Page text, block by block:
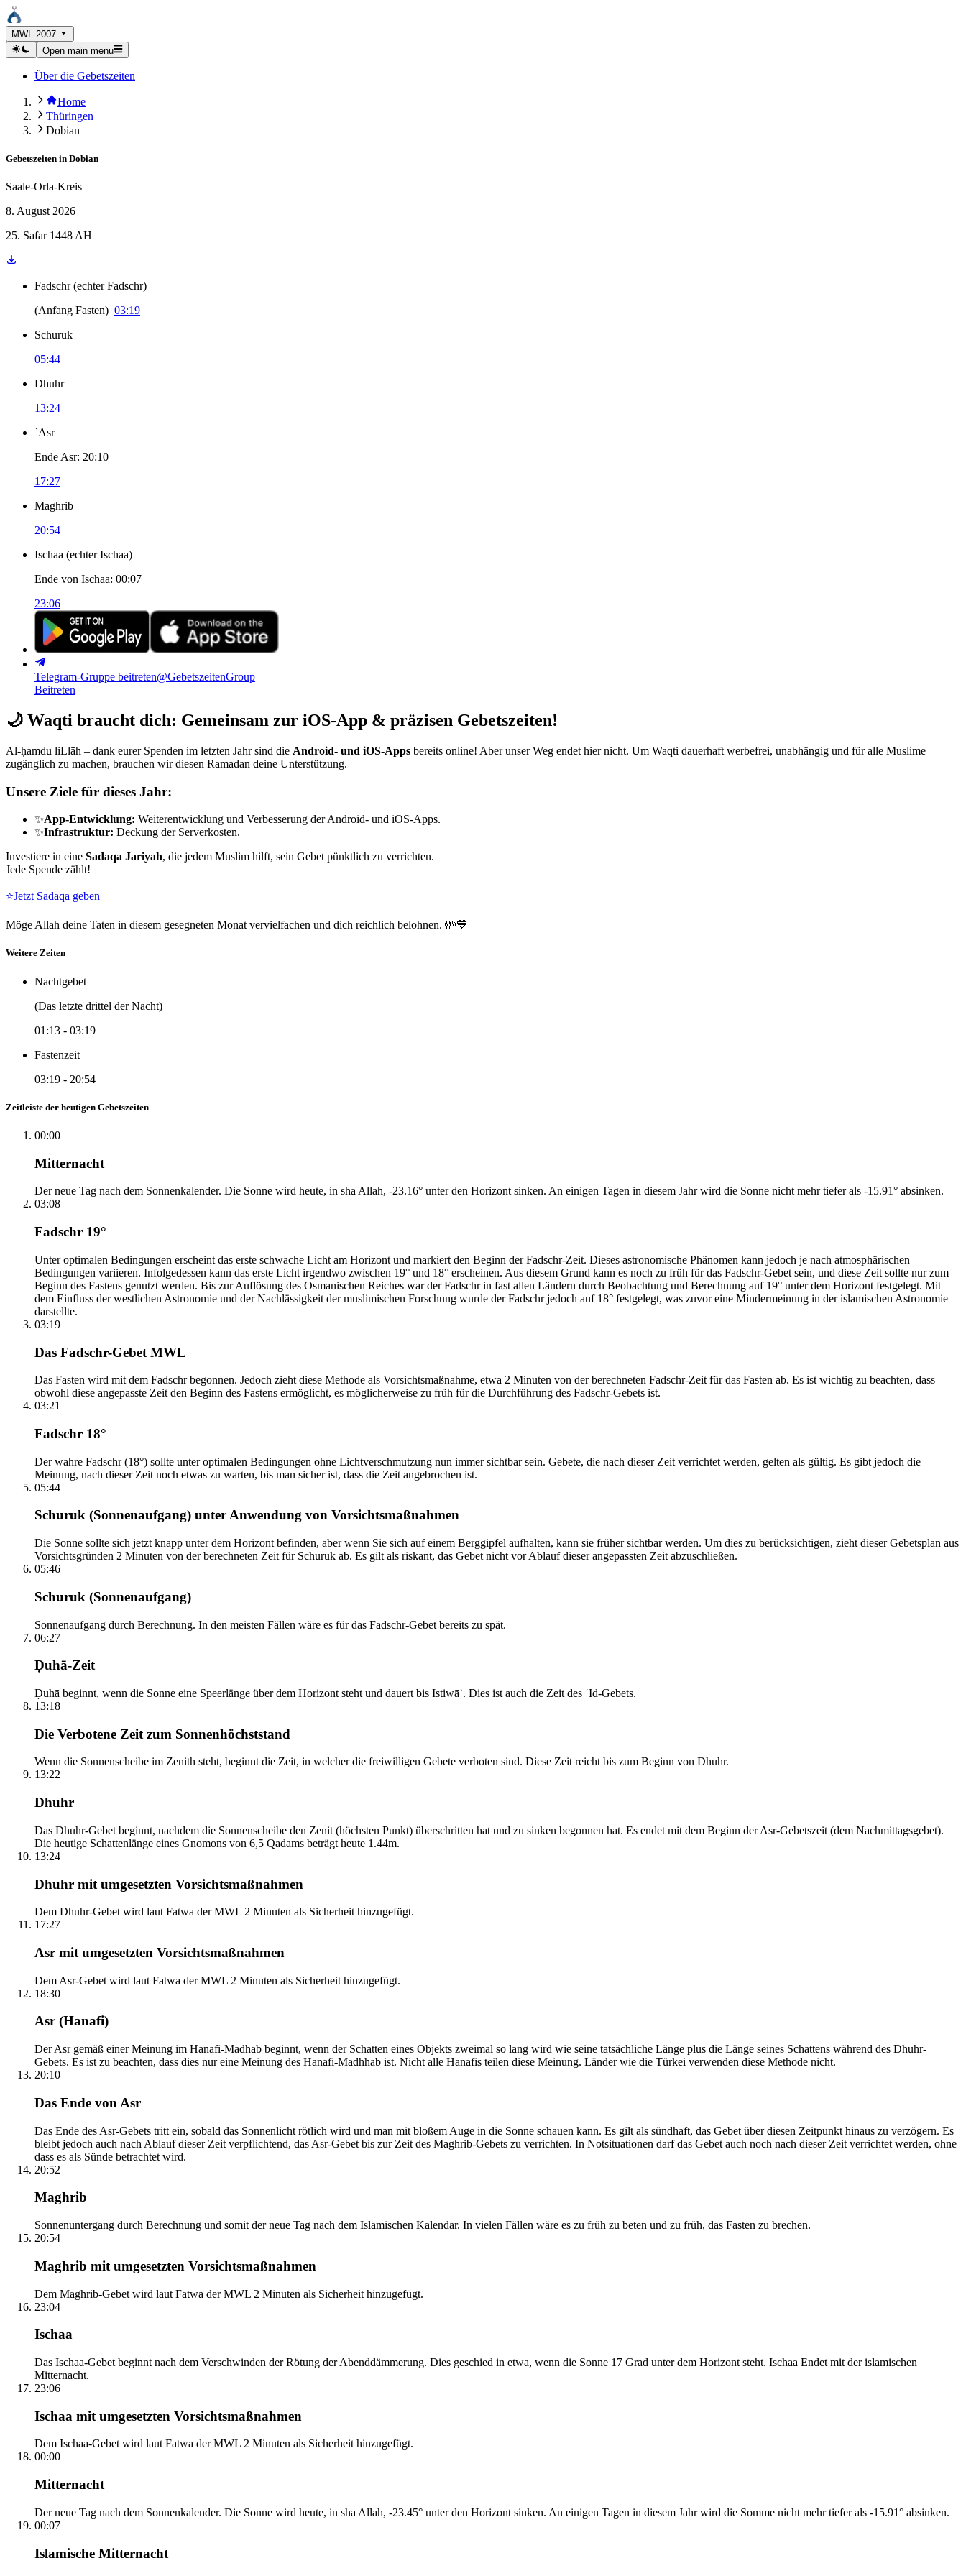
MWL 2007
Open main menu
Über die Gebetszeiten
Home
Thüringen
Dobian
Gebetszeiten in Dobian
Saale-Orla-Kreis
8. August 2026
25. Safar 1448 AH
Fadschr (echter Fadschr)
(Anfang Fasten) 03:19
Schuruk
05:44
Dhuhr
13:24
`Asr
Ende Asr: 20:10
17:27
Maghrib
20:54
Ischaa (echter Ischaa)
Ende von Ischaa: 00:07
23:06
Telegram-Gruppe beitreten@GebetszeitenGroup
Beitreten
🌙 Waqti braucht dich: Gemeinsam zur iOS-App & präzisen Gebetszeiten!
Al-ḥamdu liLlāh – dank eurer Spenden im letzten Jahr sind die Android- und iOS-Apps bereits online! Aber unser Weg endet hier nicht. Um Waqti dauerhaft werbefrei, unabhängig und für alle Muslime
zugänglich zu machen, brauchen wir diesen Ramadan deine Unterstützung.
Unsere Ziele für dieses Jahr:
✨App-Entwicklung: Weiterentwicklung und Verbesserung der Android- und iOS-Apps.
✨Infrastruktur: Deckung der Serverkosten.
Investiere in eine Sadaqa Jariyah, die jedem Muslim hilft, sein Gebet pünktlich zu verrichten.
Jede Spende zählt!
⭐Jetzt Sadaqa geben
Möge Allah deine Taten in diesem gesegneten Monat vervielfachen und dich reichlich belohnen. 🤲💙
Weitere Zeiten
Nachtgebet
(Das letzte drittel der Nacht)
01:13 - 03:19
Fastenzeit
03:19 - 20:54
Zeitleiste der heutigen Gebetszeiten
00:00
Mitternacht
Der neue Tag nach dem Sonnenkalender. Die Sonne wird heute, in sha Allah, -23.16° unter den Horizont sinken. An einigen Tagen in diesem Jahr wird die Sonne nicht mehr tiefer als -15.91° absinken.
03:08
Fadschr 19°
Unter optimalen Bedingungen erscheint das erste schwache Licht am Horizont und markiert den Beginn der Fadschr-Zeit. Dieses astronomische Phänomen kann jedoch je nach atmosphärischen
Bedingungen variieren. Infolgedessen kann das erste Licht irgendwo zwischen 19° und 18° erscheinen. Aus diesem Grund kann es noch zu früh für das Fadschr-Gebet sein, und diese Zeit sollte nur zum
Beginn des Fastens genutzt werden. Bis zur Auflösung des Osmanischen Reiches war der Fadschr in fast allen Ländern durch Beobachtung und Berechnung auf 19° unter dem Horizont festgelegt. Mit
dem Einfluss der westlichen Astronomie und der Nachlässigkeit der muslimischen Forschung wurde der Fadschr jedoch auf 18° festgelegt, was zuvor eine Mindermeinung in der islamischen Astronomie
darstellte.
03:19
Das Fadschr-Gebet MWL
Das Fasten wird mit dem Fadschr begonnen. Jedoch zieht diese Methode als Vorsichtsmaßnahme, etwa 2 Minuten von der berechneten Fadschr-Zeit für das Fasten ab. Es ist wichtig zu beachten, dass
obwohl diese angepasste Zeit den Beginn des Fastens ermöglicht, es möglicherweise zu früh für die Durchführung des Fadschr-Gebets ist.
03:21
Fadschr 18°
Der wahre Fadschr (18°) sollte unter optimalen Bedingungen ohne Lichtverschmutzung nun immer sichtbar sein. Gebete, die nach dieser Zeit verrichtet werden, gelten als gültig. Es gibt jedoch die
Meinung, nach dieser Zeit noch etwas zu warten, bis man sicher ist, dass die Zeit angebrochen ist.
05:44
Schuruk (Sonnenaufgang) unter Anwendung von Vorsichtsmaßnahmen
Die Sonne sollte sich jetzt knapp unter dem Horizont befinden, aber wenn Sie sich auf einem Berggipfel aufhalten, kann sie früher sichtbar werden. Um dies zu berücksichtigen, zieht dieser Gebetsplan aus
Vorsichtsgründen 2 Minuten von der berechneten Zeit für Schuruk ab. Es gilt als riskant, das Gebet nicht vor Ablauf dieser angepassten Zeit abzuschließen.
05:46
Schuruk (Sonnenaufgang)
Sonnenaufgang durch Berechnung. In den meisten Fällen wäre es für das Fadschr-Gebet bereits zu spät.
06:27
Ḍuhā-Zeit
Ḍuhā beginnt, wenn die Sonne eine Speerlänge über dem Horizont steht und dauert bis Istiwāʾ. Dies ist auch die Zeit des ʿĪd-Gebets.
13:18
Die Verbotene Zeit zum Sonnenhöchststand
Wenn die Sonnenscheibe im Zenith steht, beginnt die Zeit, in welcher die freiwilligen Gebete verboten sind. Diese Zeit reicht bis zum Beginn von Dhuhr.
13:22
Dhuhr
Das Dhuhr-Gebet beginnt, nachdem die Sonnenscheibe den Zenit (höchsten Punkt) überschritten hat und zu sinken begonnen hat. Es endet mit dem Beginn der Asr-Gebetszeit (dem Nachmittagsgebet).
Die heutige Schattenlänge eines Gnomons von 6,5 Qadams beträgt heute 1.44m.
13:24
Dhuhr mit umgesetzten Vorsichtsmaßnahmen
Dem Dhuhr-Gebet wird laut Fatwa der MWL 2 Minuten als Sicherheit hinzugefügt.
17:27
Asr mit umgesetzten Vorsichtsmaßnahmen
Dem Asr-Gebet wird laut Fatwa der MWL 2 Minuten als Sicherheit hinzugefügt.
18:30
Asr (Hanafi)
Der Asr gemäß einer Meinung im Hanafi-Madhab beginnt, wenn der Schatten eines Objekts zweimal so lang wird wie seine tatsächliche Länge plus die Länge seines Schattens während des Dhuhr-
Gebets. Es ist zu beachten, dass dies nur eine Meinung des Hanafi-Madhhab ist. Nicht alle Hanafis teilen diese Meinung. Länder wie die Türkei verwenden diese Methode nicht.
20:10
Das Ende von Asr
Das Ende des Asr-Gebets tritt ein, sobald das Sonnenlicht rötlich wird und man mit bloßem Auge in die Sonne schauen kann. Es gilt als sündhaft, das Gebet über diesen Zeitpunkt hinaus zu verzögern. Es
bleibt jedoch auch nach Ablauf dieser Zeit verpflichtend, das Asr-Gebet bis zur Zeit des Maghrib-Gebets zu verrichten. In Notsituationen darf das Gebet auch noch nach dieser Zeit verrichtet werden, ohne
dass es als Sünde betrachtet wird.
20:52
Maghrib
Sonnenuntergang durch Berechnung und somit der neue Tag nach dem Islamischen Kalendar. In vielen Fällen wäre es zu früh zu beten und zu früh, das Fasten zu brechen.
20:54
Maghrib mit umgesetzten Vorsichtsmaßnahmen
Dem Maghrib-Gebet wird laut Fatwa der MWL 2 Minuten als Sicherheit hinzugefügt.
23:04
Ischaa
Das Ischaa-Gebet beginnt nach dem Verschwinden der Rötung der Abenddämmerung. Dies geschied in etwa, wenn die Sonne 17 Grad unter dem Horizont steht. Ischaa Endet mit der islamischen
Mitternacht.
23:06
Ischaa mit umgesetzten Vorsichtsmaßnahmen
Dem Ischaa-Gebet wird laut Fatwa der MWL 2 Minuten als Sicherheit hinzugefügt.
00:00
Mitternacht
Der neue Tag nach dem Sonnenkalender. Die Sonne wird heute, in sha Allah, -23.45° unter den Horizont sinken. An einigen Tagen in diesem Jahr wird die Somme nicht mehr tiefer als -15.91° absinken.
00:07
Islamische Mitternacht